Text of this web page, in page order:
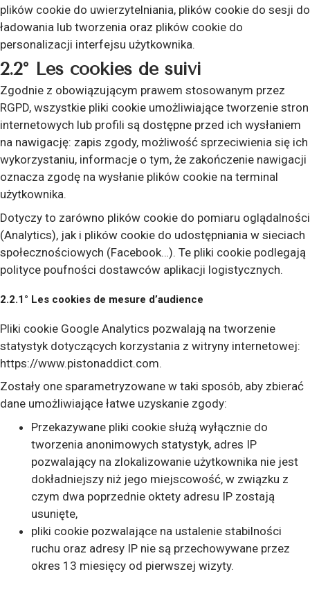
plików cookie do uwierzytelniania, plików cookie do sesji do
ładowania lub tworzenia oraz plików cookie do
personalizacji interfejsu użytkownika.
2.2° Les cookies de suivi
Zgodnie z obowiązującym prawem stosowanym przez
RGPD, wszystkie pliki cookie umożliwiające tworzenie stron
internetowych lub profili są dostępne przed ich wysłaniem
na nawigację: zapis zgody, możliwość sprzeciwienia się ich
wykorzystaniu, informacje o tym, że zakończenie nawigacji
oznacza zgodę na wysłanie plików cookie na terminal
użytkownika.
Dotyczy to zarówno plików cookie do pomiaru oglądalności
(Analytics), jak i plików cookie do udostępniania w sieciach
społecznościowych (Facebook…). Te pliki cookie podlegają
polityce poufności dostawców aplikacji logistycznych.
2.2.1° Les cookies de mesure d’audience
Pliki cookie Google Analytics pozwalają na tworzenie
statystyk dotyczących korzystania z witryny internetowej:
https://www.pistonaddict.com.
Zostały one sparametryzowane w taki sposób, aby zbierać
dane umożliwiające łatwe uzyskanie zgody:
Przekazywane pliki cookie służą wyłącznie do
tworzenia anonimowych statystyk, adres IP
pozwalający na zlokalizowanie użytkownika nie jest
dokładniejszy niż jego miejscowość, w związku z
czym dwa poprzednie oktety adresu IP zostają
usunięte,
pliki cookie pozwalające na ustalenie stabilności
ruchu oraz adresy IP nie są przechowywane przez
okres 13 miesięcy od pierwszej wizyty.